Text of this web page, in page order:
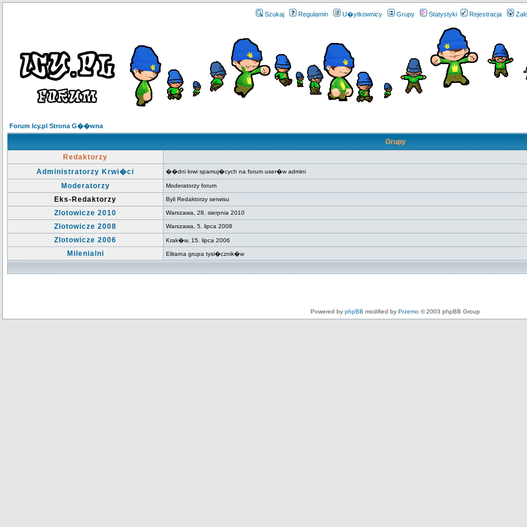
Szukaj Regulamin U�ytkownicy Grupy Statystyki Rejestracja
Forum Icy.pl Strona G��wna
Grupy
Redaktorzy
Administratorzy Krwi�ci
��dni krwi spamuj�cych na forum user�w admini
Moderatorzy Moderatorzy forum
Eks-Redaktorzy Byli Redaktorzy serwisu
Zlotowicze 2010 Warszawa, 28. sierpnia 2010
Zlotowicze 2008 Warszawa, 5. lipca 2008
Zlotowicze 2006 Krak�w, 15. lipca 2006
Milenialni Elitarna grupa tysi�cznik�w
Powered by phpBB modified by Przemo © 2003 phpBB Group